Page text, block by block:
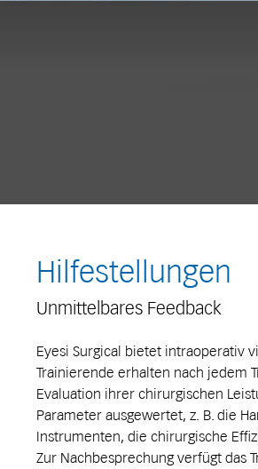
Hilfestellungen
Unmittelbares Feedback
Eyesi Surgical bietet intraoperativ
Trainierende erhalten nach jedem
Evaluation ihrer chirurgischen
Parameter ausgewertet, z. B. die
Instrumenten, die chirurgische
Zur Nachbesprechung verfügt das